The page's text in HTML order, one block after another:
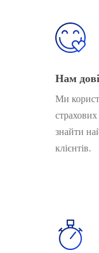
Нам
Ми
знайти
клієнтів.